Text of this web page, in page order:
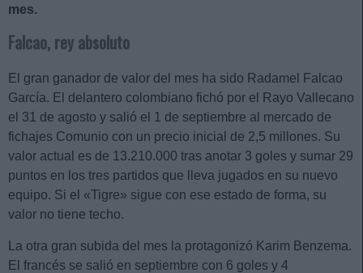
mes.
Falcao, rey absoluto
El gran ganador de valor del mes ha sido Radamel Falcao
García. El delantero colombiano fichó por el Rayo Vallecano
el 31 de agosto y salió el 1 de septiembre al mercado de
fichajes Comunio con un precio inicial de 2,5 millones. Su
valor actual es de 13.210.000 tras anotar 3 goles y sumar 29
puntos en los tres partidos que lleva jugados en su nuevo
equipo. Si el «Tigre» sigue con ese estado de forma, su
valor no tiene techo.
La otra gran subida del mes la protagonizó Karim Benzema.
El francés se salió en septiembre con 6 goles y 4